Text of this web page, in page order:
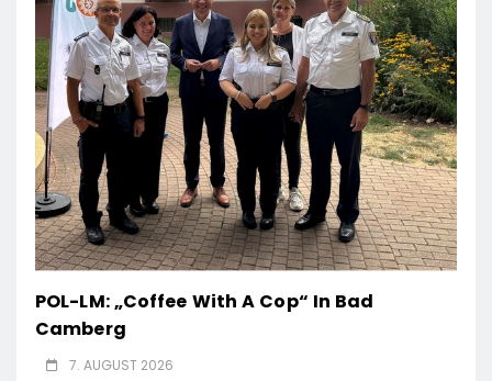
POL-LM: „Coffee With A Cop“ In Bad
Camberg
7. AUGUST 2026